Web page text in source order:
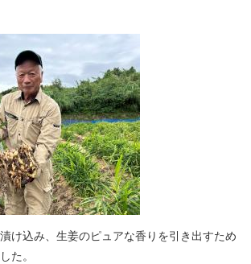
け込み、生姜のピュアな香りを引き出すため
た。